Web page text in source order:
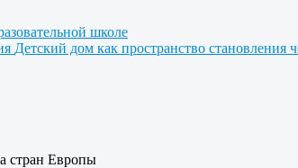
школе
Детский дом как пространство становления
стран Европы